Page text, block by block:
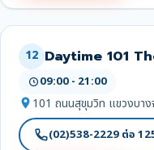
12 Daytime 101
09:00 - 21:00
101 ถนนสุขุมวิท แขวงบา
(02)538-2229 ต่อ